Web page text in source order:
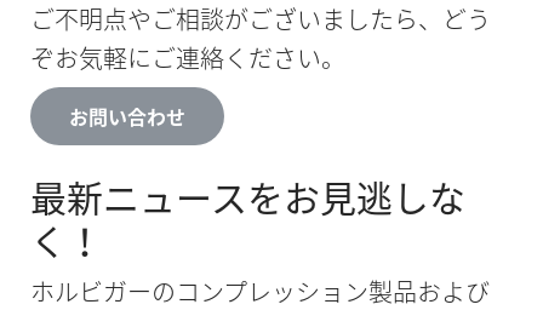
ご不明点やご相談がございましたら、どう
ぞお気軽にご連絡ください。
お問い合わせ
最新ニュースをお見逃しな
く！
ホルビガーのコンプレッション製品および